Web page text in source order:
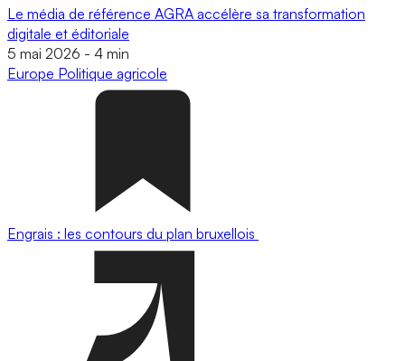
Le média de référence AGRA accélère sa transformation
digitale et éditoriale
5 mai 2026 - 4 min
Europe Politique agricole
Engrais : les contours du plan bruxellois